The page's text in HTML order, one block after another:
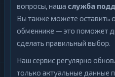
вопросы, наша служба
Вы также можете оставить
обменнике — это поможет
сделать правильный выбор.
Наш сервис регулярно
только актуальные данные